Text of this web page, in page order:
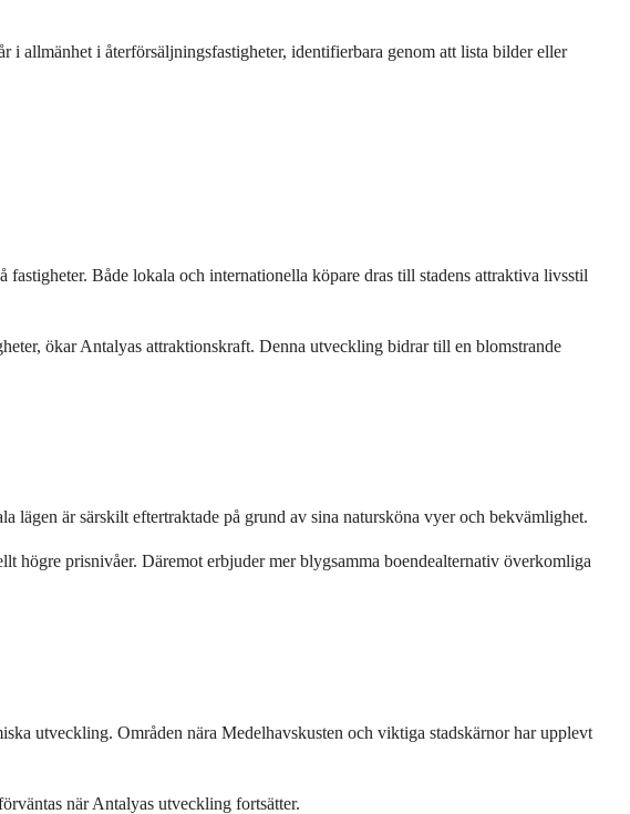
allmänhet i återförsäljningsfastigheter, identifierbara genom att lista bilder eller
Både lokala och internationella köpare dras till stadens attraktiva livsstil
ökar Antalyas attraktionskraft. Denna utveckling bidrar till en blomstrande
lägen är särskilt eftertraktade på grund av sina natursköna vyer och bekvämlighet.
högre prisnivåer. Däremot erbjuder mer blygsamma boendealternativ överkomliga
utveckling. Områden nära Medelhavskusten och viktiga stadskärnor har upplevt
när Antalyas utveckling fortsätter.